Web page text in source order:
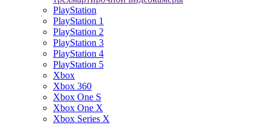
PlayStation
PlayStation 1
PlayStation 2
PlayStation 3
PlayStation 4
PlayStation 5
Xbox
Xbox 360
Xbox One S
Xbox One X
Xbox Series X